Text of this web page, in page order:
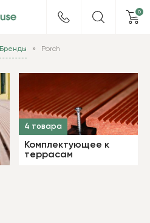
0
Бренды Porch
4 товара
Комплектующее к
террасам